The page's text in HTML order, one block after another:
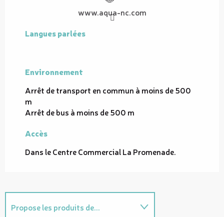
www.aqua-nc.com
Langues parlées
Langues parlées
Environnement
Environnement
Arrêt de transport en commun à moins de 500
m
Arrêt de bus à moins de 500 m
Accès
Accès
Dans le Centre Commercial La Promenade.
Propose les produits de...